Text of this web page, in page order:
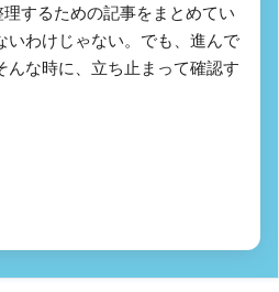
するための記事をまとめてい
いわけじゃない。でも、進んで
んな時に、立ち止まって確認す